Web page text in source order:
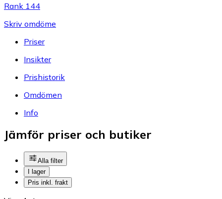
Rank 144
Skriv omdöme
Priser
Insikter
Prishistorik
Omdömen
Info
Jämför priser och butiker
Alla filter
I lager
Pris inkl. frakt